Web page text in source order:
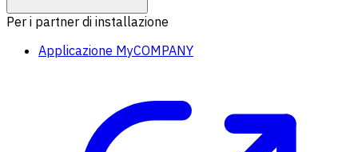
Per i partner di installazione
Applicazione MyCOMPANY